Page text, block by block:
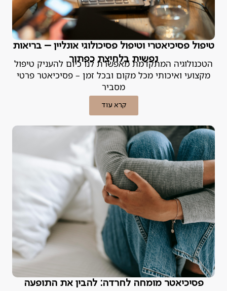
טיפול פסיכיאטרי וטיפול פסיכולוגי אונליין – בריאות
נפשית בלחיצת כפתור
הטכנולוגיה המתקדמת מאפשרת לנו כיום להעניק טיפול
מקצועי ואיכותי מכל מקום ובכל זמן – פסיכיאטר פרטי
מסביר
קרא עוד
פסיכיאטר מומחה לחרדה: להבין את התופעה